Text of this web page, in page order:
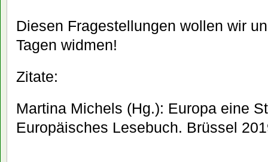
Diesen Fragestellungen wollen wir
Tagen widmen!
Zitate:
Martina Michels (Hg.): Europa eine
Europäisches Lesebuch. Brüssel